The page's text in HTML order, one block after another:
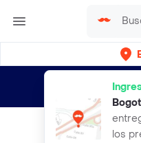
los
envíos